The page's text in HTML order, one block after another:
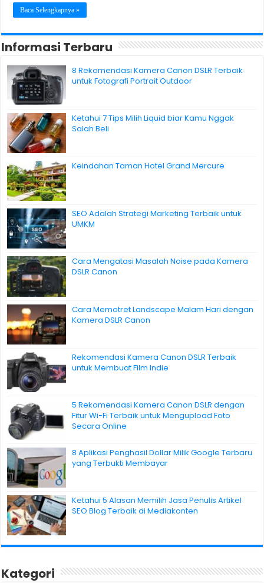
Baca Selengkapnya »
Informasi Terbaru
8 Rekomendasi Kamera Canon DSLR Terbaik
untuk Fotografi Portrait Outdoor
Ketahui 7 Tips Milih Liquid biar Kamu Nggak
Salah Beli
Keindahan Taman Hotel Grand Mercure
SEO Adalah Strategi Marketing Terbaik untuk
UMKM
Cara Mengatasi Masalah Noise pada Kamera
DSLR Canon
Cara Memotret Landscape Malam Hari dengan
Kamera DSLR Canon
Rekomendasi Kamera Canon DSLR Terbaik
untuk Membuat Film Indie
5 Rekomendasi Kamera Canon DSLR dengan
Fitur Wi-Fi Terbaik untuk Mengupload Foto
Secara Online
8 Aplikasi Penghasil Dollar Milik Google Terbaru
yang Terbukti Membayar
Ketahui 5 Alasan Memilih Jasa Penulis Artikel
SEO Blog Terbaik di Mediakonten
Kategori